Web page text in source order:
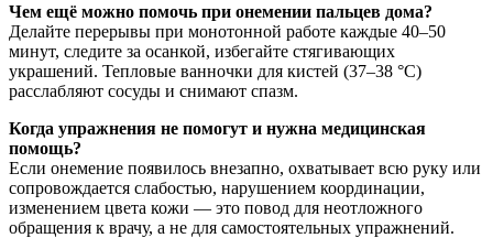
Чем ещё можно помочь при онемении пальцев дома?
Делайте перерывы при монотонной работе каждые 40–50
минут, следите за осанкой, избегайте стягивающих
украшений. Тепловые ванночки для кистей (37–38 °С)
расслабляют сосуды и снимают спазм.
Когда упражнения не помогут и нужна медицинская
помощь?
Если онемение появилось внезапно, охватывает всю руку или
сопровождается слабостью, нарушением координации,
изменением цвета кожи — это повод для неотложного
обращения к врачу, а не для самостоятельных упражнений.